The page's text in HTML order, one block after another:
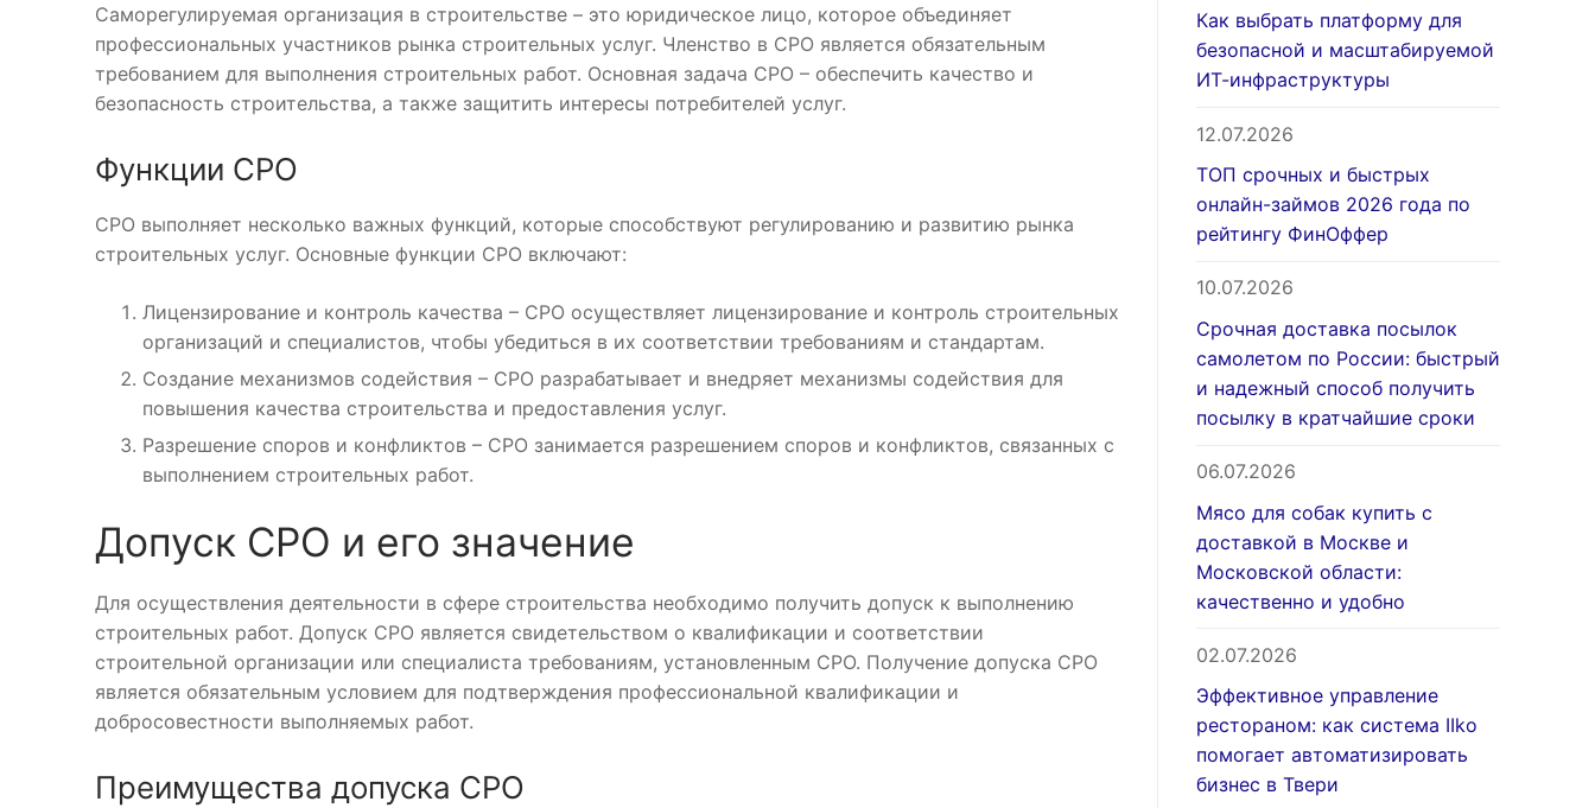
Саморегулируемая организация в строительстве – это юридическое лицо, которое объединяет
профессиональных участников рынка строительных услуг. Членство в СРО является обязательным
требованием для выполнения строительных работ. Основная задача СРО – обеспечить качество и
безопасность строительства, а также защитить интересы потребителей услуг.
Функции СРО
СРО выполняет несколько важных функций, которые способствуют регулированию и развитию рынка
строительных услуг. Основные функции СРО включают:
Лицензирование и контроль качества – СРО осуществляет лицензирование и контроль строительных
организаций и специалистов, чтобы убедиться в их соответствии требованиям и стандартам.
Создание механизмов содействия – СРО разрабатывает и внедряет механизмы содействия для
повышения качества строительства и предоставления услуг.
Разрешение споров и конфликтов – СРО занимается разрешением споров и конфликтов, связанных с
выполнением строительных работ.
Допуск СРО и его значение
Для осуществления деятельности в сфере строительства необходимо получить допуск к выполнению
строительных работ. Допуск СРО является свидетельством о квалификации и соответствии
строительной организации или специалиста требованиям, установленным СРО. Получение допуска СРО
является обязательным условием для подтверждения профессиональной квалификации и
добросовестности выполняемых работ.
Преимущества допуска СРО
Как выбрать платформу для
безопасной и масштабируемой
ИТ-инфраструктуры
12.07.2026
ТОП срочных и быстрых
онлайн-займов 2026 года по
рейтингу ФинОффер
10.07.2026
Срочная доставка посылок
самолетом по России: быстрый
и надежный способ получить
посылку в кратчайшие сроки
06.07.2026
Мясо для собак купить с
доставкой в Москве и
Московской области:
качественно и удобно
02.07.2026
Эффективное управление
рестораном: как система IIko
помогает автоматизировать
бизнес в Твери